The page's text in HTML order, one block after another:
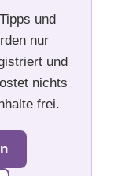
und
nur
und
nichts
frei.